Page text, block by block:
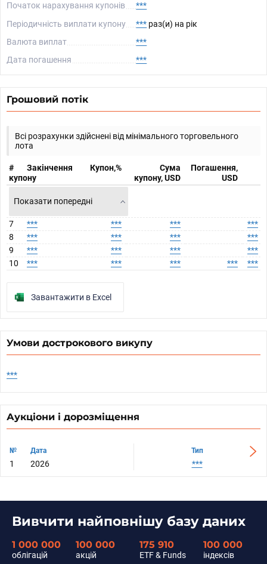
Початок нарахування купонів
***
Періодичність виплати купону
*** раз(и) на рік
Валюта виплат
***
Дата погашення
***
Грошовий потік
Всі розрахунки здійснені від мінімального торговельного
лота
#
Закінчення
купону
Купон,%
Сума
купону, USD
Погашення,
USD
Показати попередні
7 *** *** ***
***
8
*** *** ***
***
9
*** *** ***
***
10
*** *** *** *** ***
Завантажити в Excel
Умови дострокового викупу
***
Аукціони і дорозміщення
№ Дата
1 2026
№ Дата Тип
2026 ***
Вивчити найповнішу базу даних
1 000 000
облігацій
100 000
акцій
175 910
ETF & Funds
100 000
індексів